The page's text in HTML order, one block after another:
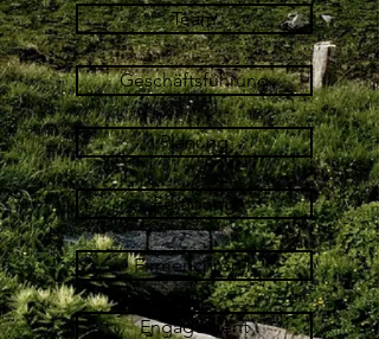
Team
Geschäftsführung
Planung
Fertigung
Firmenchronik
Engagement